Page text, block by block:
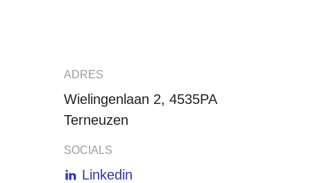
ADRES
Wielingenlaan 2, 4535PA
Terneuzen
SOCIALS
Linkedin